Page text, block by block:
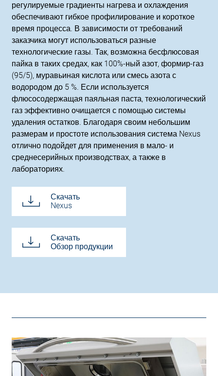
регулируемые градиенты нагрева и охлаждения
обеспечивают гибкое профилирование и короткое
время процесса. В зависимости от требований
заказчика могут использоваться разные
технологические газы. Так, возможна бесфлюсовая
пайка в таких средах, как 100%-ный азот, формир-газ
(95/5), муравьиная кислота или смесь азота с
водородом до 5 %. Если используется
флюсосодержащая паяльная паста, технологический
газ эффективно очищается с помощью системы
удаления остатков. Благодаря своим небольшим
размерам и простоте использования система Nexus
отлично подойдет для применения в мало- и
среднесерийных производствах, а также в
лабораториях.
Скачать
Nexus
Скачать
Обзор продукции